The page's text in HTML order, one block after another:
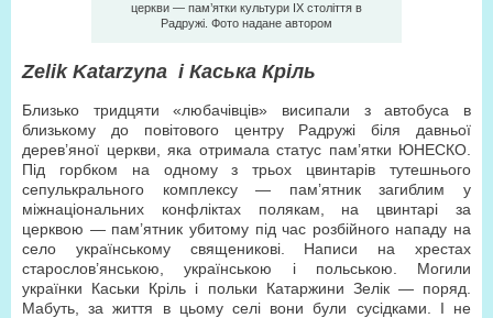
церкви — пам’ятки культури ІХ століття в
Радружі. Фото надане автором
Zelik Katarzyna і Каська Кріль
Близько тридцяти «любачівців» висипали з автобуса в
близькому до повітового центру Радружі біля давньої
дерев’яної церкви, яка отримала статус пам’ятки ЮНЕСКО.
Під горбком на одному з трьох цвинтарів тутешнього
сепулькрального комплексу — пам’ятник загиблим у
міжнаціональних конфліктах полякам, на цвинтарі за
церквою — пам’ятник убитому під час розбійного нападу на
село українському священикові. Написи на хрестах
старослов’янською, українською і польською. Могили
українки Каськи Кріль і польки Катаржини Зелік — поряд.
Мабуть, за життя в цьому селі вони були сусідками. І не